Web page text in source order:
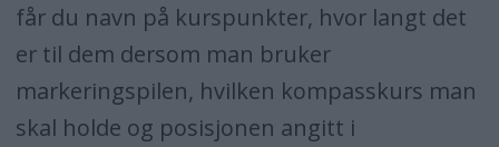
får du navn på kurspunkter, hvor langt det
er til dem dersom man bruker
markeringspilen, hvilken kompasskurs man
skal holde og posisjonen angitt i